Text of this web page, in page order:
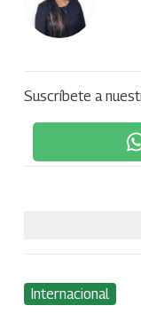
Suscríbete a
Internacional